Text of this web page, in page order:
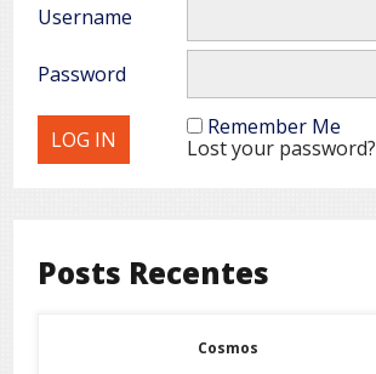
Username
Password
Remember Me
Lost your password?
Posts Recentes
Cosmos